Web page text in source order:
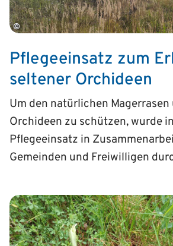
©
Pflegeeinsatz zum
seltener Orchideen
Um den natürlichen
Orchideen zu schützen, wurde
Pflegeeinsatz in
Gemeinden und Freiwilligen